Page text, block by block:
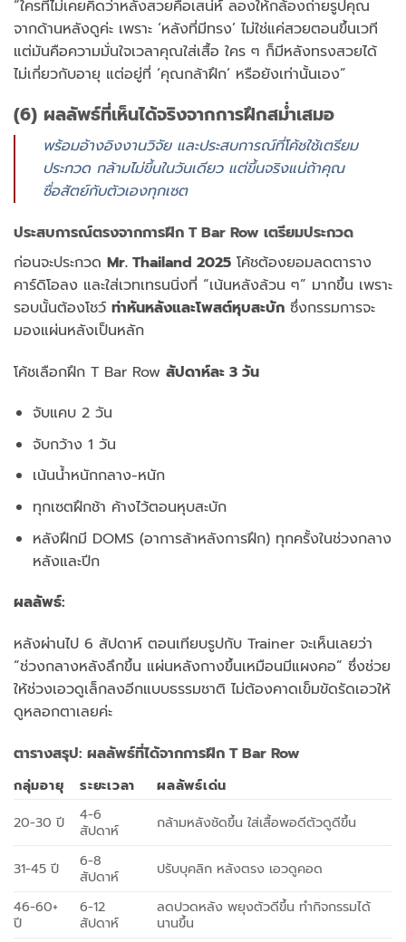
“ใครที่ไม่เคยคิดว่าหลังสวยคือเสน่ห์ ลองให้กล้องถ่ายรูปคุณ
จากด้านหลังดูค่ะ เพราะ ‘หลังที่มีทรง’ ไม่ใช่แค่สวยตอนขึ้นเวที
แต่มันคือความมั่นใจเวลาคุณใส่เสื้อ ใคร ๆ ก็มีหลังทรงสวยได้
ไม่เกี่ยวกับอายุ แต่อยู่ที่ ‘คุณกล้าฝึก’ หรือยังเท่านั้นเอง”
(6) ผลลัพธ์ที่เห็นได้จริงจากการฝึกสม่ำเสมอ
พร้อมอ้างอิงงานวิจัย และประสบการณ์ที่โค้ชใช้เตรียม
ประกวด กล้ามไม่ขึ้นในวันเดียว แต่ขึ้นจริงแน่ถ้าคุณ
ซื่อสัตย์กับตัวเองทุกเซต
ประสบการณ์ตรงจากการฝึก T Bar Row เตรียมประกวด
ก่อนจะประกวด Mr. Thailand 2025 โค้ชต้องยอมลดตาราง
คาร์ดิโอลง และใส่เวทเทรนนิ่งที่ “เน้นหลังล้วน ๆ” มากขึ้น เพราะ
รอบนั้นต้องโชว์ ท่าหันหลังและโพสต์หุบสะบัก ซึ่งกรรมการจะ
มองแผ่นหลังเป็นหลัก
โค้ชเลือกฝึก T Bar Row สัปดาห์ละ 3 วัน
จับแคบ 2 วัน
จับกว้าง 1 วัน
เน้นน้ำหนักกลาง-หนัก
ทุกเซตฝึกช้า ค้างไว้ตอนหุบสะบัก
หลังฝึกมี DOMS (อาการล้าหลังการฝึก) ทุกครั้งในช่วงกลาง
หลังและปีก
ผลลัพธ์:
หลังผ่านไป 6 สัปดาห์ ตอนเทียบรูปกับ Trainer จะเห็นเลยว่า
“ช่วงกลางหลังลึกขึ้น แผ่นหลังกางขึ้นเหมือนมีแผงคอ” ซึ่งช่วย
ให้ช่วงเอวดูเล็กลงอีกแบบธรรมชาติ ไม่ต้องคาดเข็มขัดรัดเอวให้
ดูหลอกตาเลยค่ะ
ตารางสรุป: ผลลัพธ์ที่ได้จากการฝึก T Bar Row
กลุ่มอายุ ระยะเวลา
ผลลัพธ์เด่น
20-30 ปี
4-6
สัปดาห์
กล้ามหลังชัดขึ้น ใส่เสื้อพอดีตัวดูดีขึ้น
31-45 ปี
6-8
สัปดาห์
ปรับบุคลิก หลังตรง เอวดูคอด
46-60+
ปี
6-12
สัปดาห์
ลดปวดหลัง พยุงตัวดีขึ้น ทำกิจกรรมได้
นานขึ้น